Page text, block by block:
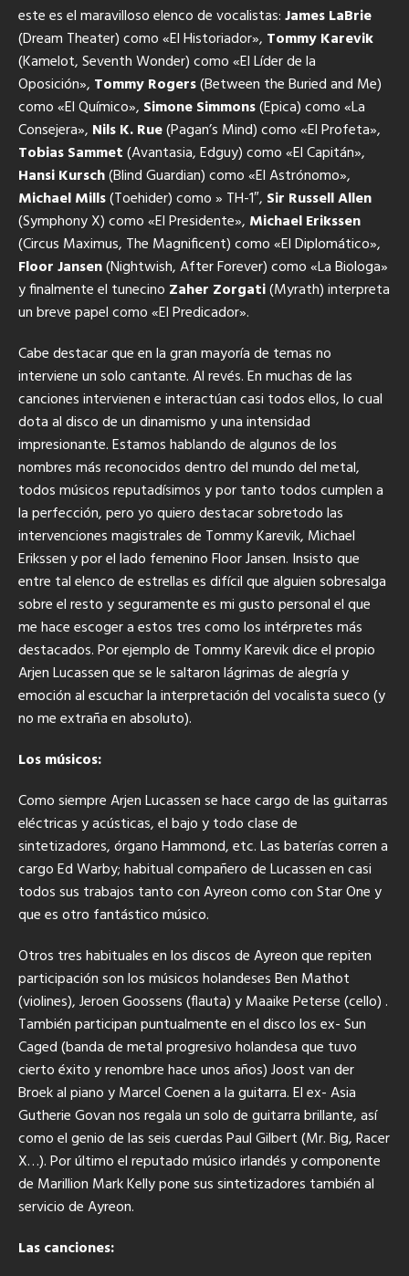
este es el maravilloso elenco de vocalistas:James LaBrie
(Dream Theater) como «El Historiador», Tommy Karevik
(Kamelot, Seventh Wonder) como «El Líder de la
Oposición», Tommy Rogers(Between the Buried and Me)
como «El Químico», Simone Simmons(Epica) como «La
Consejera», Nils K. Rue(Pagan’s Mind) como «El Profeta»,
Tobias Sammet(Avantasia, Edguy) como «El Capitán»,
Hansi Kursch(Blind Guardian) como «El Astrónomo»,
Michael Mills(Toehider) como » TH-1″, Sir Russell Allen
(Symphony X) como «El Presidente», Michael Erikssen
(Circus Maximus, The Magnificent) como «El Diplomático»,
Floor Jansen(Nightwish, After Forever) como «La Biologa»
y finalmente el tunecino Zaher Zorgati(Myrath) interpreta
un breve papel como «El Predicador».
Cabe destacar que en la gran mayoría de temas no
interviene un solo cantante. Al revés. En muchas de las
canciones intervienen e interactúan casi todos ellos, lo cual
dota al disco de un dinamismo y una intensidad
impresionante. Estamos hablando de algunos de los
nombres más reconocidos dentro del mundo del metal,
todos músicos reputadísimos y por tanto todos cumplen a
la perfección, pero yo quiero destacar sobretodo las
intervenciones magistrales de Tommy Karevik, Michael
Erikssen y por el lado femenino Floor Jansen. Insisto que
entre tal elenco de estrellas es difícil que alguien sobresalga
sobre el resto y seguramente es mi gusto personal el que
me hace escoger a estos tres como los intérpretes más
destacados. Por ejemplo de Tommy Karevik dice el propio
Arjen Lucassen que se le saltaron lágrimas de alegría y
emoción al escuchar la interpretación del vocalista sueco (y
no me extraña en absoluto).
Los músicos:
Como siempre Arjen Lucassen se hace cargo de las guitarras
eléctricas y acústicas, el bajo y todo clase de
sintetizadores, órgano Hammond, etc. Las baterías corren a
cargo Ed Warby; habitual compañero de Lucassen en casi
todos sus trabajos tanto con Ayreon como con Star One y
que es otro fantástico músico.
Otros tres habituales en los discos de Ayreon que repiten
participación son los músicos holandeses Ben Mathot
(violines), Jeroen Goossens (flauta) y Maaike Peterse (cello) .
También participan puntualmente en el disco los ex- Sun
Caged (banda de metal progresivo holandesa que tuvo
cierto éxito y renombre hace unos años) Joost van der
Broek al piano y Marcel Coenen a la guitarra. El ex- Asia
Gutherie Govan nos regala un solo de guitarra brillante, así
como el genio de las seis cuerdas Paul Gilbert (Mr. Big, Racer
X…). Por último el reputado músico irlandés y componente
de Marillion Mark Kelly pone sus sintetizadores también al
servicio de Ayreon.
Las canciones: